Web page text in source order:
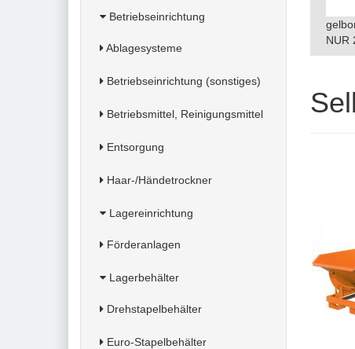
Betriebseinrichtung
Ablagesysteme
Betriebseinrichtung (sonstiges)
Betriebsmittel, Reinigungsmittel
Entsorgung
Haar-/Händetrockner
Lagereinrichtung
Förderanlagen
Lagerbehälter
Drehstapelbehälter
Euro-Stapelbehälter
NUR